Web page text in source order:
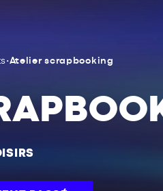
•Atelier scrapbooking